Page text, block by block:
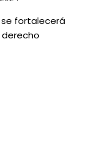
se fortalecerá